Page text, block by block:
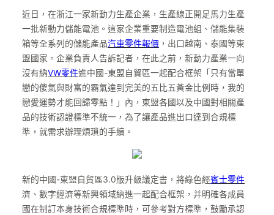
近日，在浙江一家新動力生產企業，生產線正開足馬力生產
一批新動力儲能電池。這家企業重要制造電池組、儲能集裝
箱等全系列的儲能產品汽車零件報價 ，出口越南、泰國等東
盟國家。企業負責人告訴記者，在此之前，新動力產業一向
沒有納VW零件進中國-東盟自貿區一起配合框架「只有當單
戀的傻氣與財富的霸氣達到完美的五比五黃金比例時，我的
戀愛運勢才能回歸零點！」內，東盟各國以及中國對相關產
品的技術認證標準不統一，為了讓產品進出口達到合規標
準，就需求辦理煩瑣的手續。
新的中國-東盟自貿區3.0版升級議定書，將綠色經賓士零件
濟、數字經濟等新興領域納進一起配合框架，并明確各成員
國在制訂本身技術合規標準時，可參考對方標準，鼓勵承認